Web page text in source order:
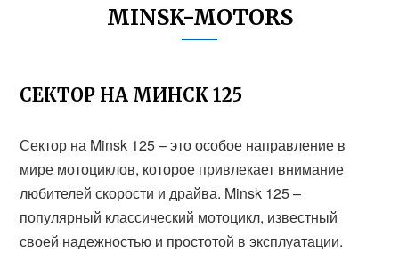
MINSK-MOTORS
СЕКТОР НА МИНСК 125
Сектор на Minsk 125 – это особое направление в
мире мотоциклов, которое привлекает внимание
любителей скорости и драйва. Minsk 125 –
популярный классический мотоцикл, известный
своей надежностью и простотой в эксплуатации.